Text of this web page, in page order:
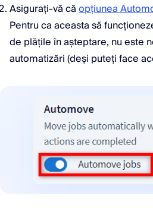
Asigurați-vă căopțiunea
Pentru ca aceasta să
de plățile în așteptare, nu este
automatizări (deși puteți face